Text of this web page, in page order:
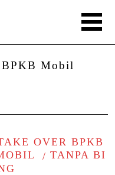
BPKB Mobil
OVER BPKB
TANPA BI